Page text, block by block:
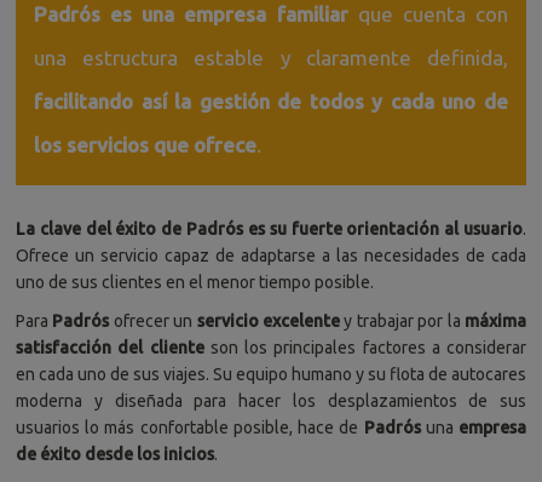
Presupuesto
Blog
Padrós es una empresa familiarque cuenta con
una estructura estable y claramente definida,
facilitando así la gestión de todos y cada uno de
los servicios que ofrece.
La clave del éxito de Padrós es su fuerte orientación al usuario.
Ofrece un servicio capaz de adaptarse a las necesidades de cada
uno de sus clientes en el menor tiempo posible.
Para Padrósofrecer un servicio excelentey trabajar por la máxima
satisfacción del clienteson los principales factores a considerar
en cada uno de sus viajes. Su equipo humano y su flota de autocares
moderna y diseñada para hacer los desplazamientos de sus
usuarios lo más confortable posible, hace de Padrósuna empresa
de éxito desde los inicios.